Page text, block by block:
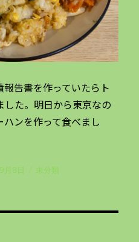
告書を作っていたらト
した。明日から東京なの
ンを作って食べまし
月8日
カ
未分類